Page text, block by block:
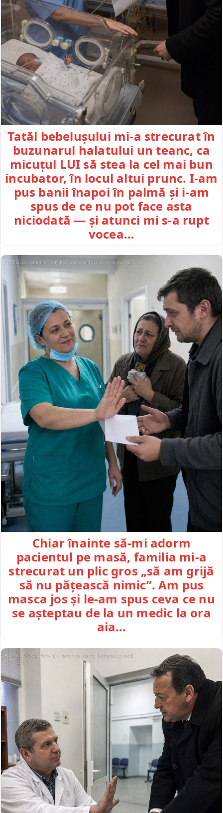
Tatăl bebelușului mi-a strecurat în
buzunarul halatului un teanc, ca
micuțul LUI să stea la cel mai bun
incubator, în locul altui prunc. I-am
pus banii înapoi în palmă și i-am
spus de ce nu pot face asta
niciodată — și atunci mi s-a rupt
vocea…
Chiar înainte să-mi adorm
pacientul pe masă, familia mi-a
strecurat un plic gros „să am grijă
să nu pățească nimic”. Am pus
masca jos și le-am spus ceva ce nu
se așteptau de la un medic la ora
aia…